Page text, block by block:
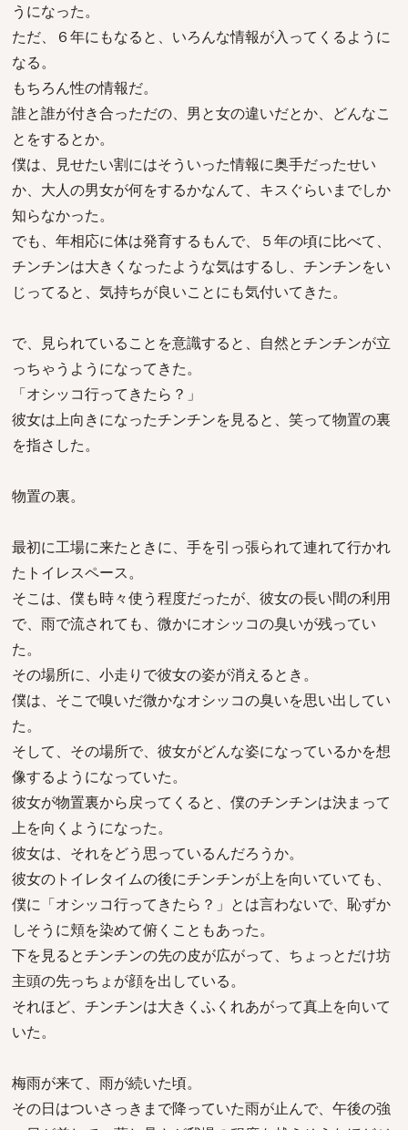
うになった。
ただ、６年にもなると、いろんな情報が入ってくるように
なる。
もちろん性の情報だ。
誰と誰が付き合っただの、男と女の違いだとか、どんなこ
とをするとか。
僕は、見せたい割にはそういった情報に奥手だったせい
か、大人の男女が何をするかなんて、キスぐらいまでしか
知らなかった。
でも、年相応に体は発育するもんで、５年の頃に比べて、
チンチンは大きくなったような気はするし、チンチンをい
じってると、気持ちが良いことにも気付いてきた。
で、見られていることを意識すると、自然とチンチンが立
っちゃうようになってきた。
「オシッコ行ってきたら？」
彼女は上向きになったチンチンを見ると、笑って物置の裏
を指さした。
物置の裏。
最初に工場に来たときに、手を引っ張られて連れて行かれ
たトイレスペース。
そこは、僕も時々使う程度だったが、彼女の長い間の利用
で、雨で流されても、微かにオシッコの臭いが残ってい
た。
その場所に、小走りで彼女の姿が消えるとき。
僕は、そこで嗅いだ微かなオシッコの臭いを思い出してい
た。
そして、その場所で、彼女がどんな姿になっているかを想
像するようになっていた。
彼女が物置裏から戻ってくると、僕のチンチンは決まって
上を向くようになった。
彼女は、それをどう思っているんだろうか。
彼女のトイレタイムの後にチンチンが上を向いていても、
僕に「オシッコ行ってきたら？」とは言わないで、恥ずか
しそうに頬を染めて俯くこともあった。
下を見るとチンチンの先の皮が広がって、ちょっとだけ坊
主頭の先っちょが顔を出している。
それほど、チンチンは大きくふくれあがって真上を向いて
いた。
梅雨が来て、雨が続いた頃。
その日はついさっきまで降っていた雨が止んで、午後の強